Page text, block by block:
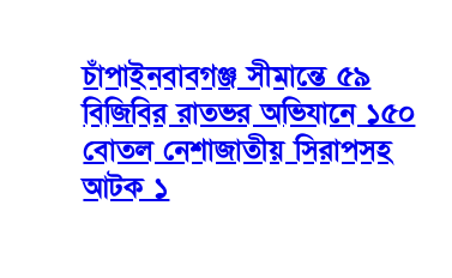
চাঁপাইনবাবগঞ্জ সীমান্তে ৫৯
বিজিবির রাতভর অভিযানে ১৫০
বোতল নেশাজাতীয় সিরাপসহ
আটক ১